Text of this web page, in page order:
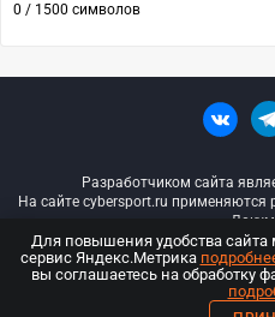
0 / 1500 символов
Разработчиком сайта
На сайте cybersport.ru применяются
© ООО
Для повышения удобства
сервис Яндекс.Метрика
вы соглашаетесь на обработку